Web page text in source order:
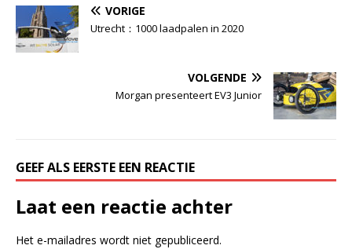
VORIGE
Utrecht：1000 laadpalen in 2020
VOLGENDE
Morgan presenteert EV3 Junior
GEEF ALS EERSTE EEN REACTIE
Laat een reactie achter
Het e-mailadres wordt niet gepubliceerd.